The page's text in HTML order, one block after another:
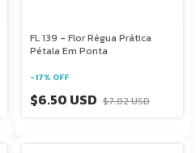
FL 139 - Flor Régua Prática
Pétala Em Ponta
-17% OFF
$6.50 USD $7.82 USD